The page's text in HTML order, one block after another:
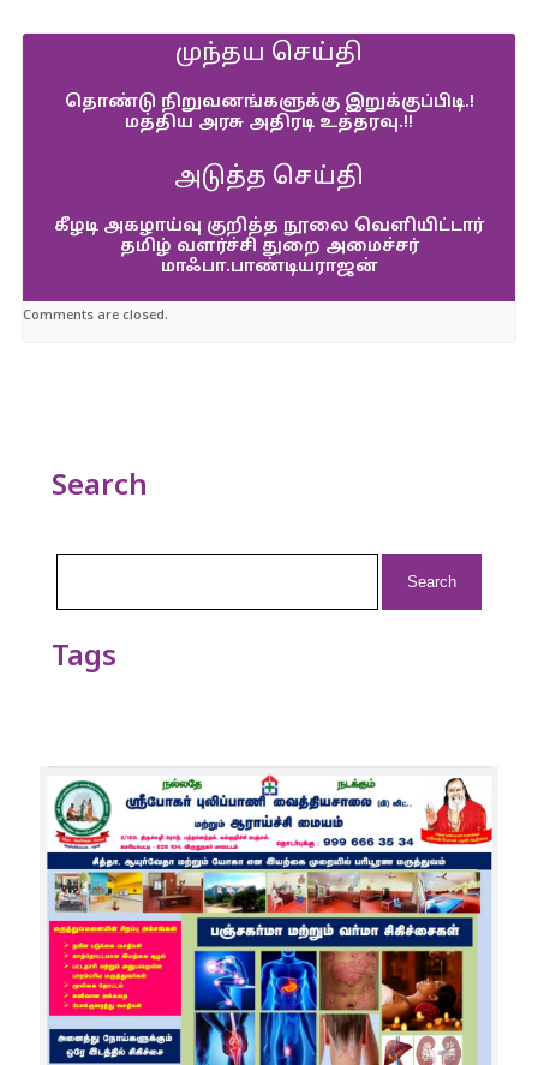
முந்தய செய்தி
தொண்டு நிறுவனங்களுக்கு இறுக்குப்பிடி.!
மத்திய அரசு அதிரடி உத்தரவு.!!
அடுத்த செய்தி
கீழடி அகழாய்வு குறித்த நூலை வெளியிட்டார்
தமிழ் வளர்ச்சி துறை அமைச்சர்
மாஃபா.பாண்டியராஜன்
Comments are closed.
Search
Tags